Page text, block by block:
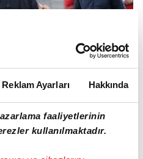
Reklam Ayarları Hakkında
faaliyetlerinin
kullanılmaktadır.